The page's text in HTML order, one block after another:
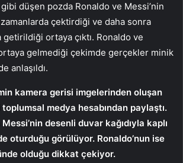
düşen pozda Ronaldo ve Messi’nin
zamanlarda çektirdiği ve daha sonra
ortaya çıktı. Ronaldo ve
gelmediği çekimde gerçekler minik
anlaşıldı.
kamera gerisi imgelerinden oluşan
medya hesabından paylaştı.
desenli duvar kağıdıyla kaplı
oturduğu görülüyor. Ronaldo’nun ise
olduğu dikkat çekiyor.